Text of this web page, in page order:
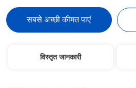
सबसे अच्छी कीमत पाएं
विस्तृत जानकारी